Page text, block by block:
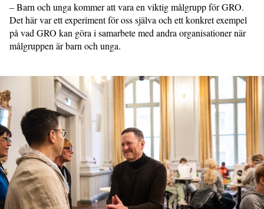
– Barn och unga kommer att vara en viktig målgrupp för GRO.
Det här var ett experiment för oss själva och ett konkret exempel
på vad GRO kan göra i samarbete med andra organisationer när
målgruppen är barn och unga.